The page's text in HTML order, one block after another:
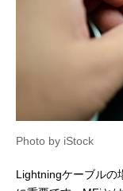
Photo by iStock
Lightningケーブルの